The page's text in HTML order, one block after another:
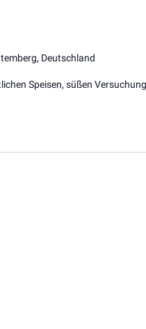
Deutschland
Speisen, süßen